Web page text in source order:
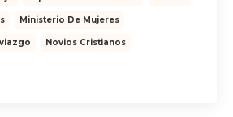
Ministerio De Mujeres
Novios Cristianos